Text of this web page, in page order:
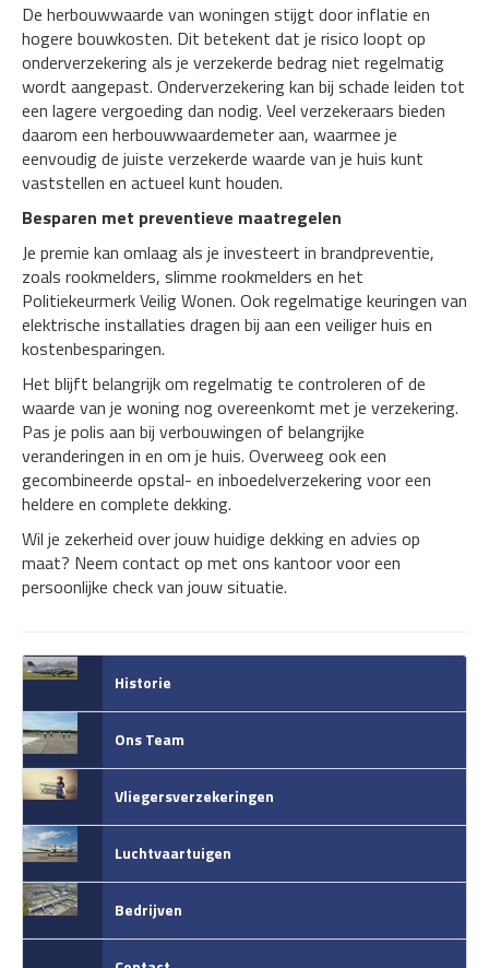
De herbouwwaarde van woningen stijgt door inflatie en
hogere bouwkosten. Dit betekent dat je risico loopt op
onderverzekering als je verzekerde bedrag niet regelmatig
wordt aangepast. Onderverzekering kan bij schade leiden tot
een lagere vergoeding dan nodig. Veel verzekeraars bieden
daarom een herbouwwaardemeter aan, waarmee je
eenvoudig de juiste verzekerde waarde van je huis kunt
vaststellen en actueel kunt houden.
Besparen met preventieve maatregelen
Je premie kan omlaag als je investeert in brandpreventie,
zoals rookmelders, slimme rookmelders en het
Politiekeurmerk Veilig Wonen. Ook regelmatige keuringen van
elektrische installaties dragen bij aan een veiliger huis en
kostenbesparingen.
Het blijft belangrijk om regelmatig te controleren of de
waarde van je woning nog overeenkomt met je verzekering.
Pas je polis aan bij verbouwingen of belangrijke
veranderingen in en om je huis. Overweeg ook een
gecombineerde opstal- en inboedelverzekering voor een
heldere en complete dekking.
Wil je zekerheid over jouw huidige dekking en advies op
maat? Neem contact op met ons kantoor voor een
persoonlijke check van jouw situatie.
Historie
Ons Team
Vliegersverzekeringen
Luchtvaartuigen
Bedrijven